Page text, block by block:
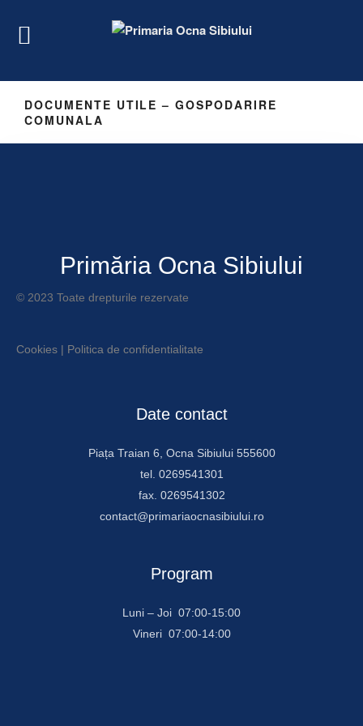
DOCUMENTE UTILE – GOSPODARIRE
COMUNALA
Primăria Ocna Sibiului
© 2023 Toate drepturile rezervate
Cookies | Politica de confidentialitate
Date contact
Piața Traian 6, Ocna Sibiului 555600
tel. 0269541301
fax. 0269541302
contact@primariaocnasibiului.ro
Program
Luni – Joi 07:00-15:00
Vineri 07:00-14:00